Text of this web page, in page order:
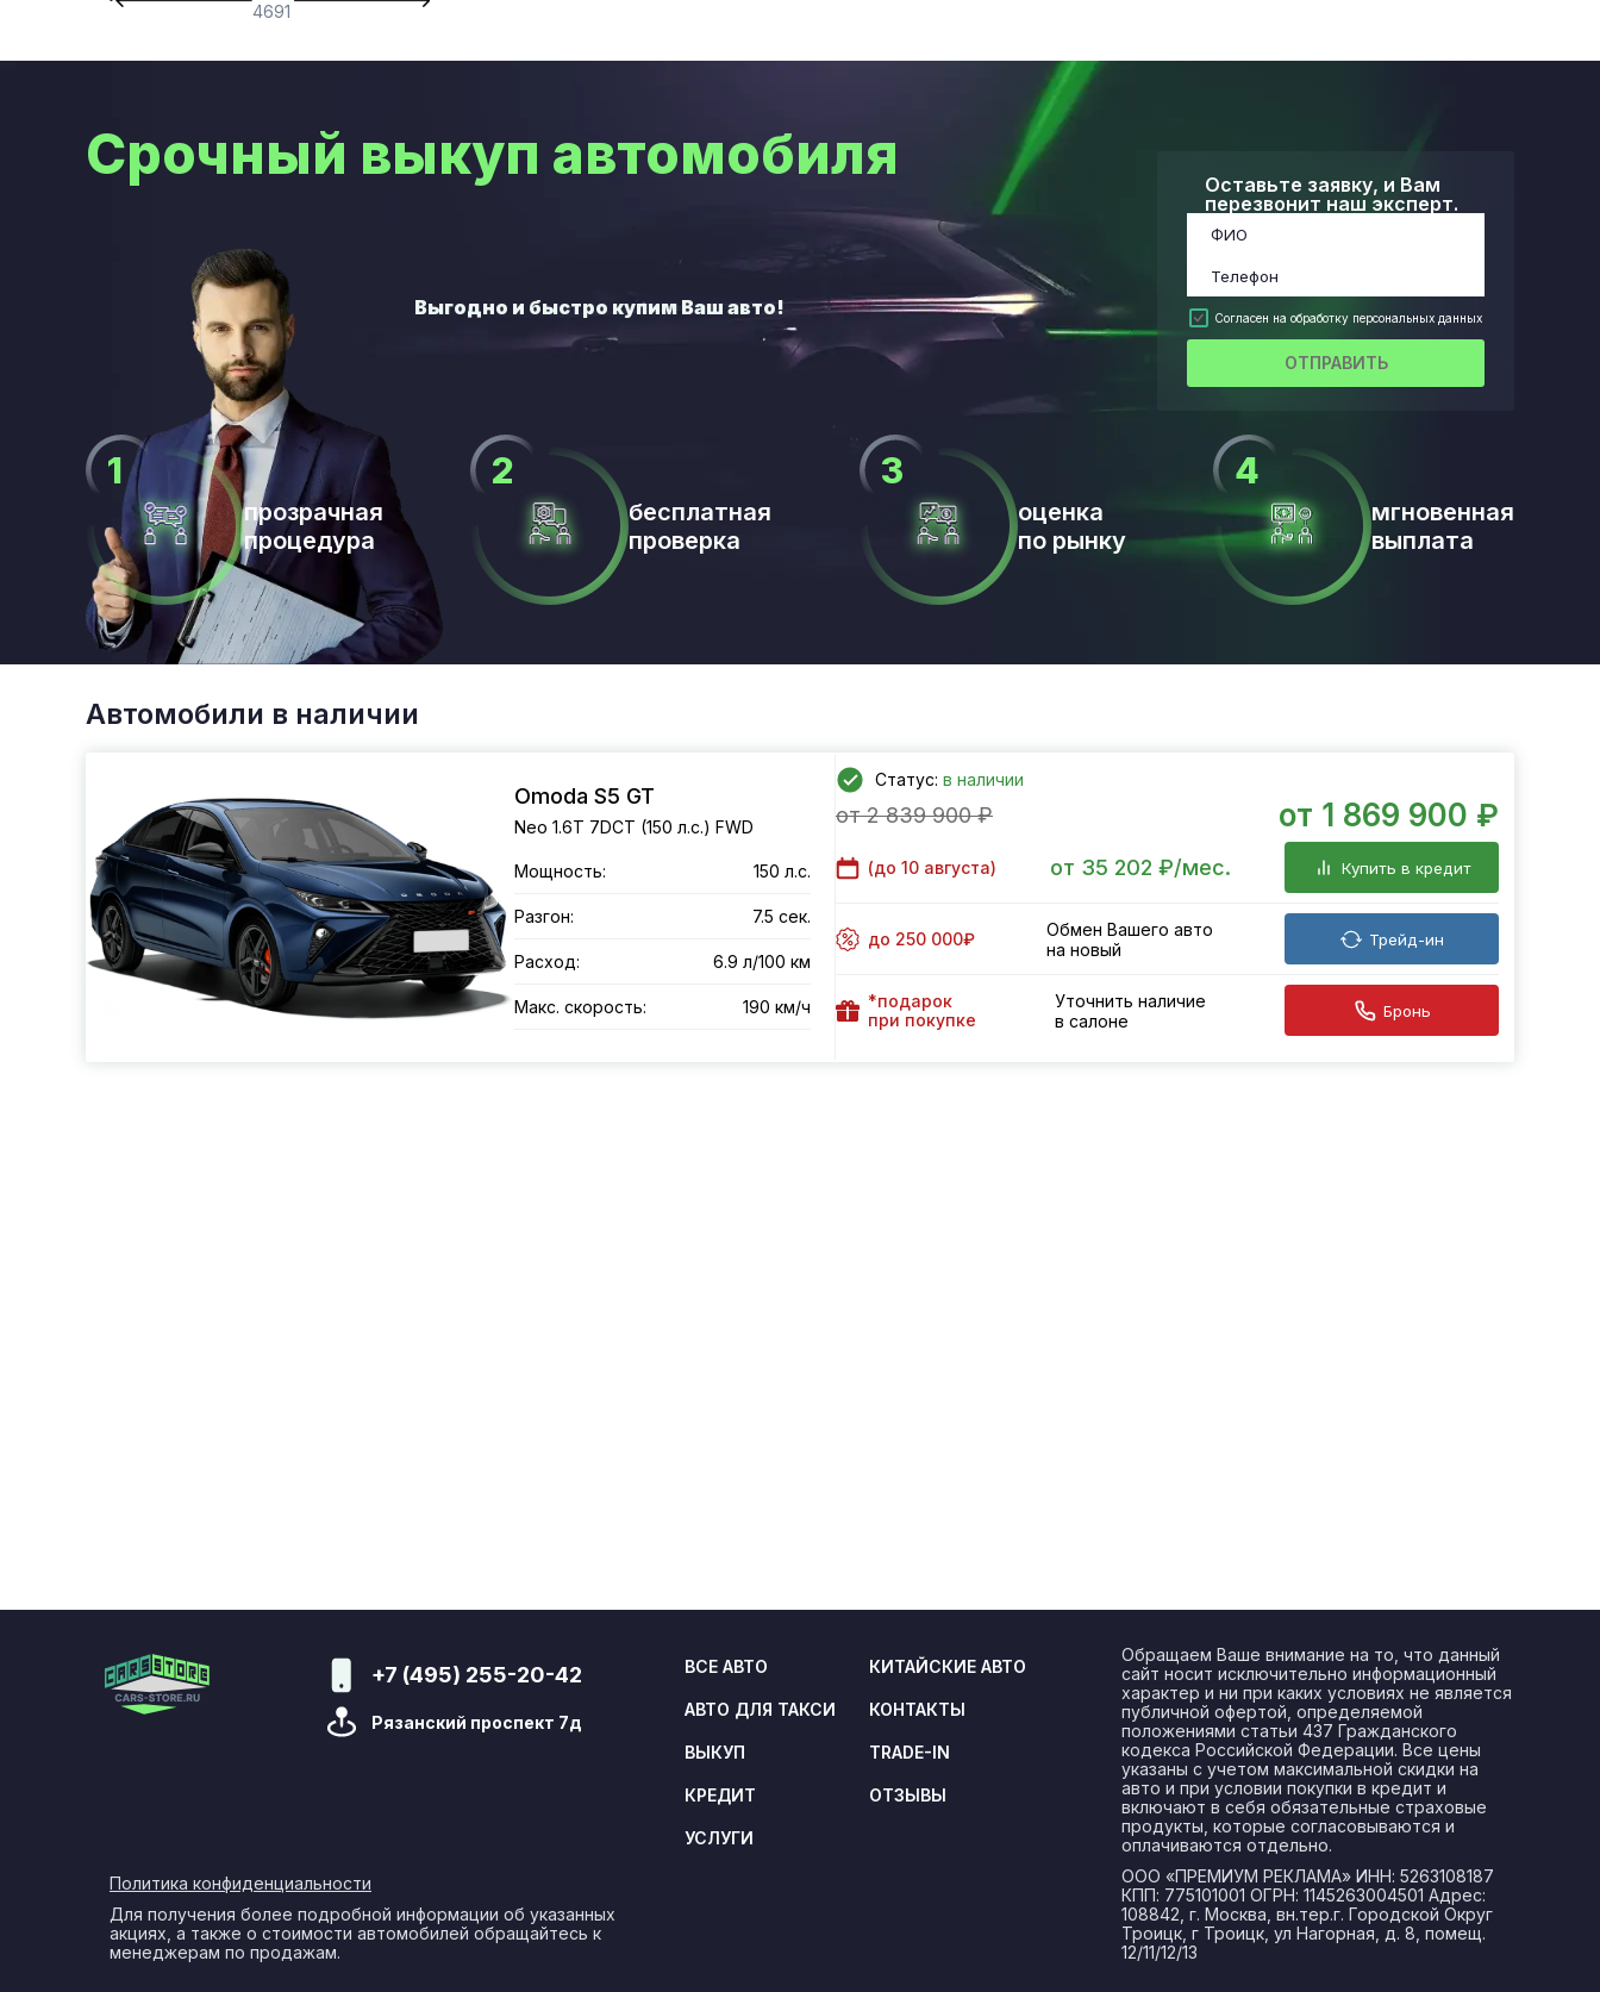
4691
Срочный выкуп автомобиля
Оставьте заявку, и Вам
перезвонит наш эксперт.
Согласен на обработку персональных данных
ОТПРАВИТЬ
прозрачная
процедура
бесплатная
проверка
оценка
по рынку
мгновенная
выплата
Автомобили в наличии
Omoda S5 GT
Neo 1.6T 7DCT (150 л.с.) FWD
Мощность: 150 л.с.
Разгон: 7.5 сек.
Расход: 6.9 л/100 км
Макс. скорость: 190 км/ч
Статус: в наличии
от 2 839 900 ₽ от 1 869 900 ₽
(до 10 августа) от 35 202 ₽/мес. Купить в кредит
до 250 000₽
Обмен Вашего авто
на новый
Трейд-ин
*подарок
при покупке
Уточнить наличие
в салоне
Бронь
+7 (495) 255-20-42
Рязанский проспект 7д
ВСЕ АВТО КИТАЙСКИЕ АВТО
АВТО ДЛЯ ТАКСИ КОНТАКТЫ
ВЫКУП TRADE-IN
КРЕДИТ ОТЗЫВЫ
УСЛУГИ
Обращаем Ваше внимание на то, что данный
сайт носит исключительно информационный
характер и ни при каких условиях не является
публичной офертой, определяемой
положениями статьи 437 Гражданского
кодекса Российской Федерации. Все цены
указаны с учетом максимальной скидки на
авто и при условии покупки в кредит и
включают в себя обязательные страховые
продукты, которые согласовываются и
оплачиваются отдельно.
ООО «ПРЕМИУМ РЕКЛАМА» ИНН: 5263108187
КПП: 775101001 ОГРН: 1145263004501 Адрес:
108842, г. Москва, вн.тер.г. Городской Округ
Троицк, г Троицк, ул Нагорная, д. 8, помещ.
12/11/12/13
Политика конфиденциальности
Для получения более подробной информации об указанных
акциях, а также о стоимости автомобилей обращайтесь к
менеджерам по продажам.